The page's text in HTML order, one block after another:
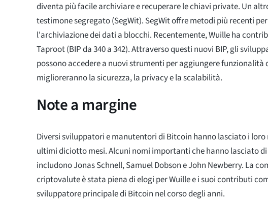
diventa più facile archiviare e recuperare le chiavi private. Un
testimone segregato (SegWit). SegWit offre metodi più recenti per
l'archiviazione dei dati a blocchi. Recentemente, Wuille ha
Taproot (BIP da 340 a 342). Attraverso questi nuovi BIP, gli
possono accedere a nuovi strumenti per aggiungere funzionalità
miglioreranno la sicurezza, la privacy e la scalabilità.
Note a margine
Diversi sviluppatori e manutentori di Bitcoin hanno lasciato i loro
ultimi diciotto mesi. Alcuni nomi importanti che hanno lasciato
includono Jonas Schnell, Samuel Dobson e John Newberry. La
criptovalute è stata piena di elogi per Wuille e i suoi contributi
sviluppatore principale di Bitcoin nel corso degli anni.